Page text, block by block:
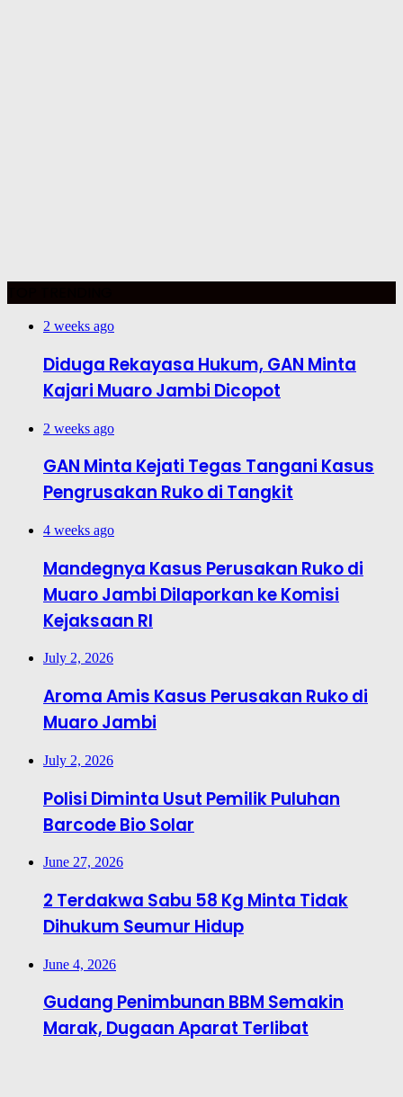
2 weeks ago
Diduga Rekayasa Hukum, GAN Minta
Kajari Muaro Jambi Dicopot
2 weeks ago
GAN Minta Kejati Tegas Tangani Kasus
Pengrusakan Ruko di Tangkit
4 weeks ago
Mandegnya Kasus Perusakan Ruko di
Muaro Jambi Dilaporkan ke Komisi
Kejaksaan RI
July 2, 2026
Aroma Amis Kasus Perusakan Ruko di
Muaro Jambi
July 2, 2026
Polisi Diminta Usut Pemilik Puluhan
Barcode Bio Solar
June 27, 2026
2 Terdakwa Sabu 58 Kg Minta Tidak
Dihukum Seumur Hidup
June 4, 2026
Gudang Penimbunan BBM Semakin
Marak, Dugaan Aparat Terlibat